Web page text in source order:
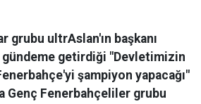
grubu ultrAslan'ın başkanı
getirdiği "Devletimizin
şampiyon yapacağı"
Genç Fenerbahçeliler grubu